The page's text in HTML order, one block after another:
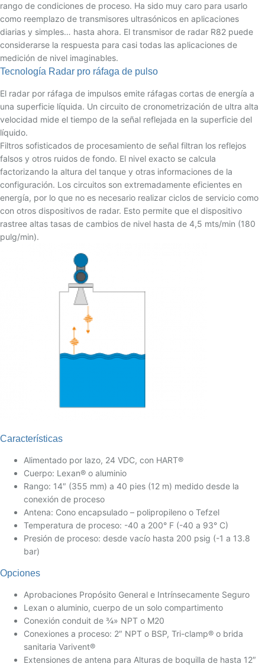
rango de condiciones de proceso. Ha sido muy caro para usarlo
como reemplazo de transmisores ultrasónicos en aplicaciones
diarias y simples… hasta ahora. El transmisor de radar R82 puede
considerarse la respuesta para casi todas las aplicaciones de
medición de nivel imaginables.
Tecnología Radar pro ráfaga de pulso
El radar por ráfaga de impulsos emite ráfagas cortas de energía a
una superficie líquida. Un circuito de cronometrización de ultra alta
velocidad mide el tiempo de la señal reflejada en la superficie del
líquido.
Filtros sofisticados de procesamiento de señal filtran los reflejos
falsos y otros ruidos de fondo. El nivel exacto se calcula
factorizando la altura del tanque y otras informaciones de la
configuración. Los circuitos son extremadamente eficientes en
energía, por lo que no es necesario realizar ciclos de servicio como
con otros dispositivos de radar. Esto permite que el dispositivo
rastree altas tasas de cambios de nivel hasta de 4,5 mts/min (180
pulg/min).
Características
Alimentado por lazo, 24 VDC, con HART®
Cuerpo: Lexan® o aluminio
Rango: 14″ (355 mm) a 40 pies (12 m) medido desde la
conexión de proceso
Antena: Cono encapsulado – polipropileno o Tefzel
Temperatura de proceso: -40 a 200° F (-40 a 93° C)
Presión de proceso: desde vacío hasta 200 psig (-1 a 13.8
bar)
Opciones
Aprobaciones Propósito General e Intrínsecamente Seguro
Lexan o aluminio, cuerpo de un solo compartimento
Conexión conduit de ¾» NPT o M20
Conexiones a proceso: 2″ NPT o BSP, Tri-clamp® o brida
sanitaria Varivent®
Extensiones de antena para Alturas de boquilla de hasta 12″